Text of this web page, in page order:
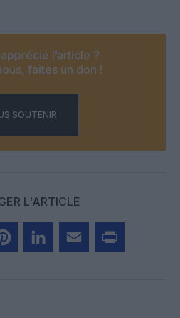
l’article ?
faites un don !
SOUTENIR
L'ARTICLE